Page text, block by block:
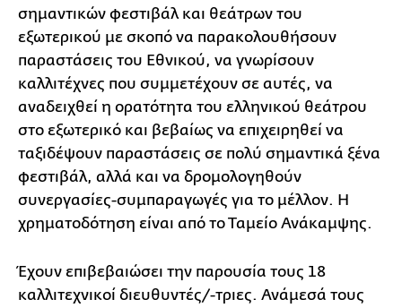
σημαντικών φεστιβάλ και θεάτρων του
εξωτερικού με σκοπό να παρακολουθήσουν
παραστάσεις του Εθνικού, να γνωρίσουν
καλλιτέχνες που συμμετέχουν σε αυτές, να
αναδειχθεί η ορατότητα του ελληνικού θεάτρου
στο εξωτερικό και βεβαίως να επιχειρηθεί να
ταξιδέψουν παραστάσεις σε πολύ σημαντικά ξένα
φεστιβάλ, αλλά και να δρομολογηθούν
συνεργασίες-συμπαραγωγές για το μέλλον. Η
χρηματοδότηση είναι από το Ταμείο Ανάκαμψης.
Έχουν επιβεβαιώσει την παρουσία τους 18
καλλιτεχνικοί διευθυντές/-τριες. Ανάμεσά τους